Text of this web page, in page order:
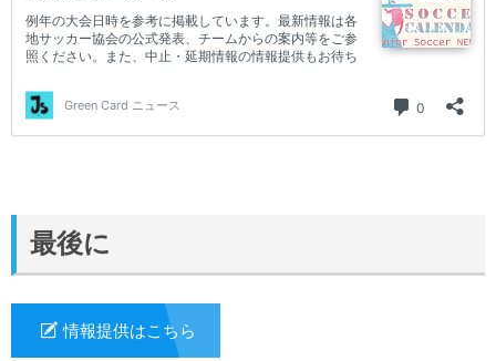
最後に
情報提供はこちら